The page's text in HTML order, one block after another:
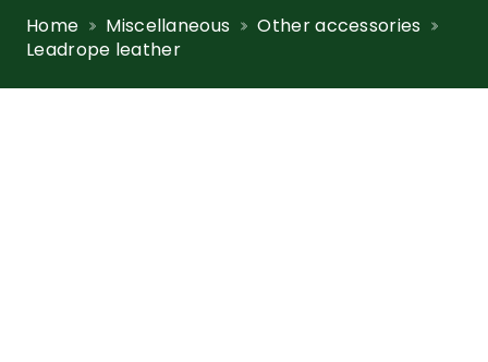
Home Miscellaneous
Other accessories
Leadrope leather